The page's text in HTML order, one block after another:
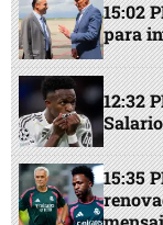
15:02
para
12:32
15:35